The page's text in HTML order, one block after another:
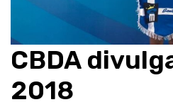
CBDA
2018